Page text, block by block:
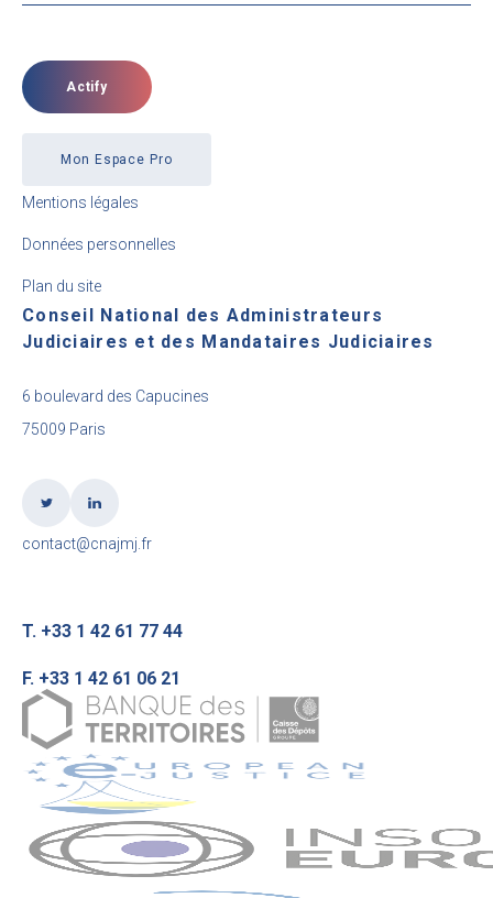
Actify
Mon Espace Pro
Mentions légales
Données personnelles
Plan du site
Conseil National des Administrateurs
Judiciaires et des Mandataires Judiciaires
6 boulevard des Capucines
75009 Paris
contact@cnajmj.fr
T. +33 1 42 61 77 44
F. +33 1 42 61 06 21